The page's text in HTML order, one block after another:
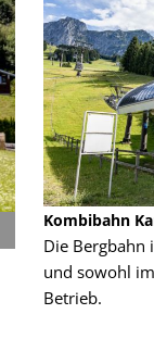
Kombibahn
Die Bergbahn
und sowohl
Betrieb.